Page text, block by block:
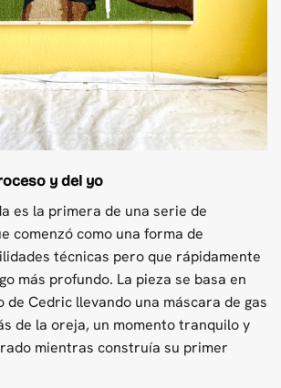
y del yo
es la primera de una serie de
comenzó como una forma de
técnicas pero que rápidamente
más profundo. La pieza se basa en
de Cedric llevando una máscara de gas
de la oreja, un momento tranquilo y
mientras construía su primer